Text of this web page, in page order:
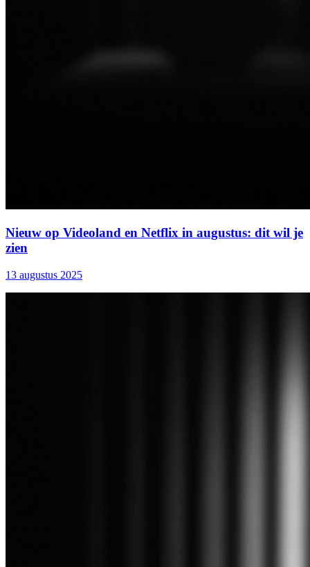
Nieuw op Videoland en Netflix in augustus: dit wil je
zien
13 augustus 2025